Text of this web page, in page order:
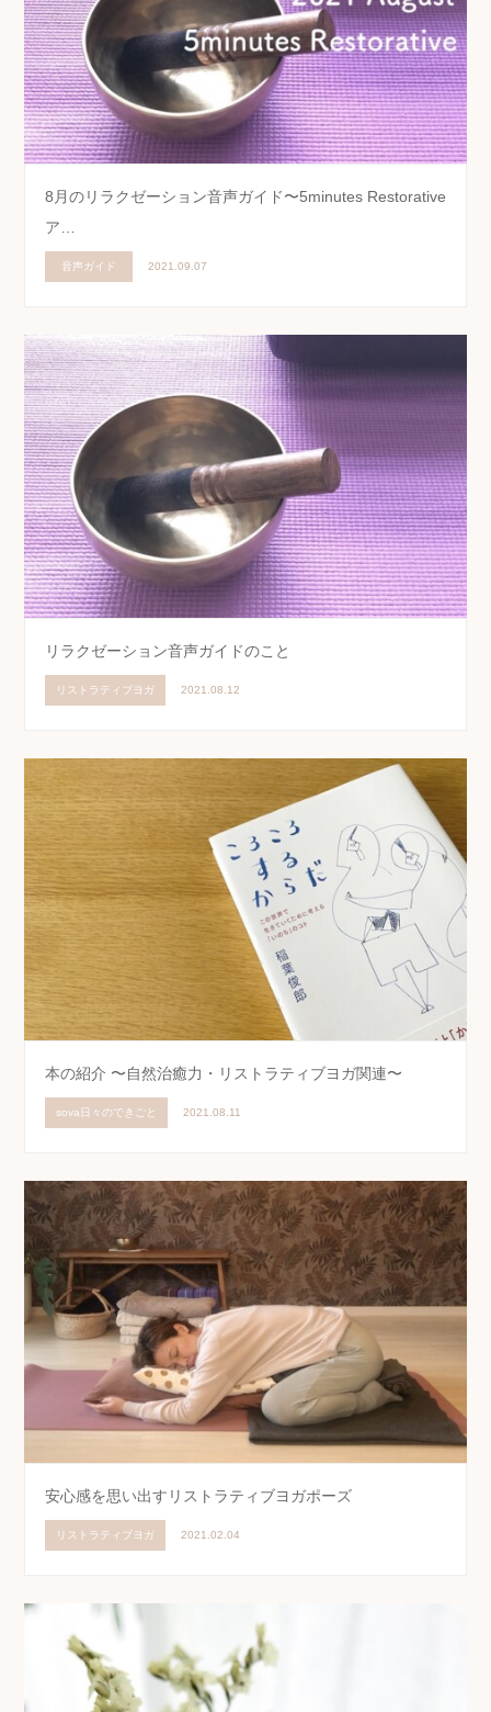
8月のリラクゼーション音声ガイド〜5minutes Restorative
ア…
音声ガイド 2021.09.07
リラクゼーション音声ガイドのこと
リストラティブヨガ 2021.08.12
本の紹介 〜自然治癒力・リストラティブヨガ関連〜
sova日々のできごと 2021.08.11
安心感を思い出すリストラティブヨガポーズ
リストラティブヨガ 2021.02.04